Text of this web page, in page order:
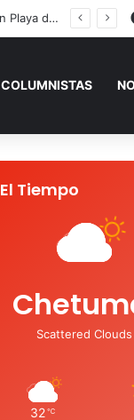
COLUMNISTAS
El Tiempo
Scattered Clouds
32 ℃